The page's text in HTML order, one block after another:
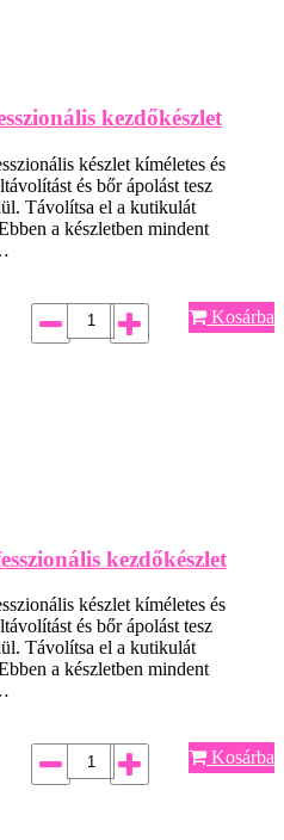
kezdőkészlet
készlet kíméletes és
és bőr ápolást tesz
Távolítsa el a kutikulát
a készletben mindent
Kosárba
kezdőkészlet
készlet kíméletes és
és bőr ápolást tesz
Távolítsa el a kutikulát
a készletben mindent
Kosárba